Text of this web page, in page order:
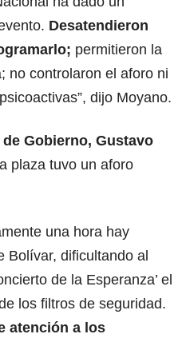
Desatendieron
permitieron la
no controlaron el aforo ni
dijo Moyano.
Gobierno, Gustavo
plaza tuvo un aforo
una hora hay
Bolívar, dificultando al
de la Esperanza’ el
los filtros de seguridad.
atención a los